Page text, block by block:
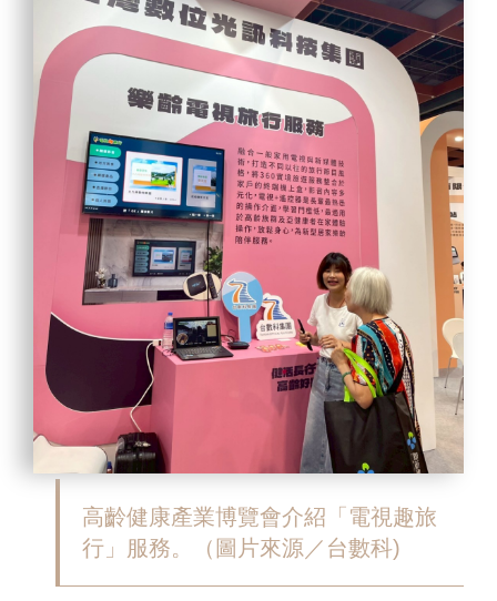
高齡健康產業博覽會介紹「電視趣旅
行」服務。（圖片來源／台數科)